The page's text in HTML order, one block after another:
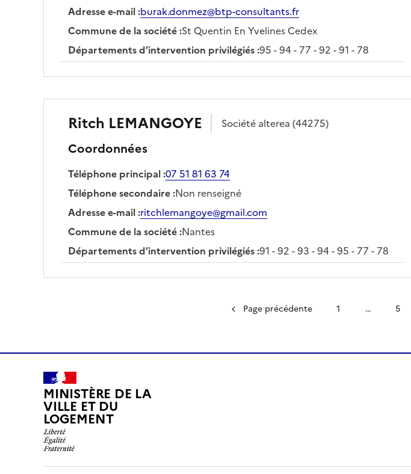
Adresse e-mail:burak.donmez@btp-consultants.fr
Commune de la société:St Quentin En Yvelines Cedex
Départements d’intervention privilégiés:95 - 94 - 77 - 92 - 91 - 78
Ritch LEMANGOYE Société alterea (44275)
Coordonnées
Téléphone principal:07 51 81 63 74
Téléphone secondaire:Non renseigné
Adresse e-mail:ritchlemangoye@gmail.com
Commune de la société:Nantes
Départements d’intervention privilégiés:91 - 92 - 93 - 94 - 95 - 77 - 78
Page précédente 1 … 5
MINISTÈRE DE LA
VILLE ET DU
LOGEMENT